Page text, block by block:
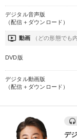
伝統・文化 テ
IT・デジタル活用
デジタルマーケテ
デジタル音声版
（配信＋ダウンロード）
ondemand_video 動画 （どの形態でも
DVD版
デジタル動画版
（配信＋ダウンロード）
デ